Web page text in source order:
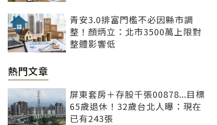
青安3.0排富門檻不必因縣市調
整！顏炳立：北市3500萬上限對
整體影響低
熱門文章
屏東套房＋存股千張00878...目標
65歲退休！32歲台北人曝：現在
已有243張